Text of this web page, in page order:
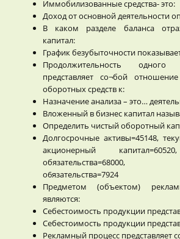
Иммобилизованные средства- это:
Доход от основной деятельности
В каком разделе баланса
капитал:
График безубыточности
Продолжительность
представляет со¬бой
оборотных средств к:
Назначение анализа – это…
Вложенный в бизнес капитал
Определить чистый оборотный
Долгосрочные активы=45148,
акционерный
обязательства=68000,
о6язательства=7924
Предметом (объектом)
являются:
Себестоимость продукции
Себестоимость продукции
Рекламный процесс представляет